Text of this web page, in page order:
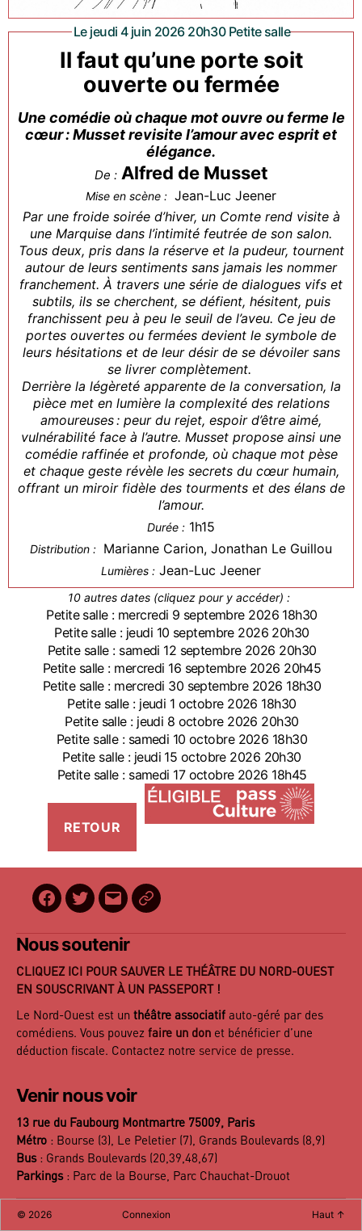
Le jeudi 4 juin 2026 20h30 Petite salle
Il faut qu’une porte soit
ouverte ou fermée
Une comédie où chaque mot ouvre ou ferme le
cœur : Musset revisite l’amour avec esprit et
élégance.
De : Alfred de Musset
Mise en scène : Jean-Luc Jeener
Par une froide soirée d’hiver, un Comte rend visite à
une Marquise dans l’intimité feutrée de son salon.
Tous deux, pris dans la réserve et la pudeur, tournent
autour de leurs sentiments sans jamais les nommer
franchement. À travers une série de dialogues vifs et
subtils, ils se cherchent, se défient, hésitent, puis
franchissent peu à peu le seuil de l’aveu. Ce jeu de
portes ouvertes ou fermées devient le symbole de
leurs hésitations et de leur désir de se dévoiler sans
se livrer complètement.
Derrière la légèreté apparente de la conversation, la
pièce met en lumière la complexité des relations
amoureuses : peur du rejet, espoir d’être aimé,
vulnérabilité face à l’autre. Musset propose ainsi une
comédie raffinée et profonde, où chaque mot pèse
et chaque geste révèle les secrets du cœur humain,
offrant un miroir fidèle des tourments et des élans de
l’amour.
Durée : 1h15
Distribution : Marianne Carion, Jonathan Le Guillou
Lumières : Jean-Luc Jeener
10 autres dates (cliquez pour y accéder) :
Petite salle : mercredi 9 septembre 2026 18h30
Petite salle : jeudi 10 septembre 2026 20h30
Petite salle : samedi 12 septembre 2026 20h30
Petite salle : mercredi 16 septembre 2026 20h45
Petite salle : mercredi 30 septembre 2026 18h30
Petite salle : jeudi 1 octobre 2026 18h30
Petite salle : jeudi 8 octobre 2026 20h30
Petite salle : samedi 10 octobre 2026 18h30
Petite salle : jeudi 15 octobre 2026 20h30
Petite salle : samedi 17 octobre 2026 18h45
Facebook
Twitter
E-
mail
BilletReduc
Nous soutenir
CLIQUEZ ICI POUR SAUVER LE THÉÂTRE DU NORD-OUEST
EN SOUSCRIVANT À UN PASSEPORT !
Le Nord-Ouest est un théâtre associatif auto-géré par des
comédiens. Vous pouvez faire un don et bénéficier d’une
déduction fiscale. Contactez notre service de presse.
Venir nous voir
13 rue du Faubourg Montmartre 75009, Paris
Métro : Bourse (3), Le Peletier (7), Grands Boulevards (8,9)
Bus: Grands Boulevards (20,39,48,67)
Parkings: Parc de la Bourse, Parc Chauchat-Drouot
© 2026 Connexion Haut ↑